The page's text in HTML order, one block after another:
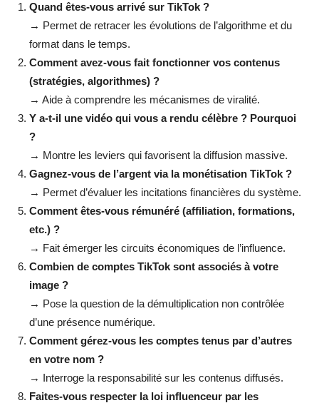
Quand êtes-vous arrivé sur TikTok ?
→ Permet de retracer les évolutions de l’algorithme et du
format dans le temps.
Comment avez-vous fait fonctionner vos contenus
(stratégies, algorithmes) ?
→ Aide à comprendre les mécanismes de viralité.
Y a-t-il une vidéo qui vous a rendu célèbre ? Pourquoi
?
→ Montre les leviers qui favorisent la diffusion massive.
Gagnez-vous de l’argent via la monétisation TikTok ?
→ Permet d’évaluer les incitations financières du système.
Comment êtes-vous rémunéré (affiliation, formations,
etc.) ?
→ Fait émerger les circuits économiques de l’influence.
Combien de comptes TikTok sont associés à votre
image ?
→ Pose la question de la démultiplication non contrôlée
d’une présence numérique.
Comment gérez-vous les comptes tenus par d’autres
en votre nom ?
→ Interroge la responsabilité sur les contenus diffusés.
Faites-vous respecter la loi influenceur par les